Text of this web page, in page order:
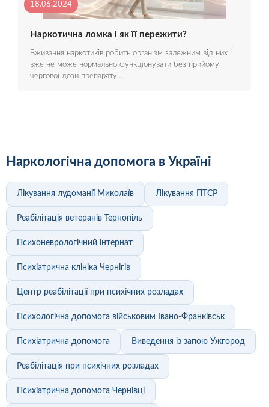
18.06.2024
Наркотична ломка і як її пережити?
Вживання наркотиків робить організм залежним від них і
вже не може нормально функціонувати без прийому
чергової дози препарату…
Наркологічна допомога в Україні
Лікування лудоманії Миколаїв Лікування ПТСР
Реабілітація ветеранів Тернопіль
Психоневрологічний інтернат
Психіатрична клініка Чернігів
Центр реабілітації при психічних розладах
Психологічна допомога військовим Івано-Франківськ
Психіатрична допомога Виведення із запою Ужгород
Реабілітація при психічних розладах
Психіатрична допомога Чернівці